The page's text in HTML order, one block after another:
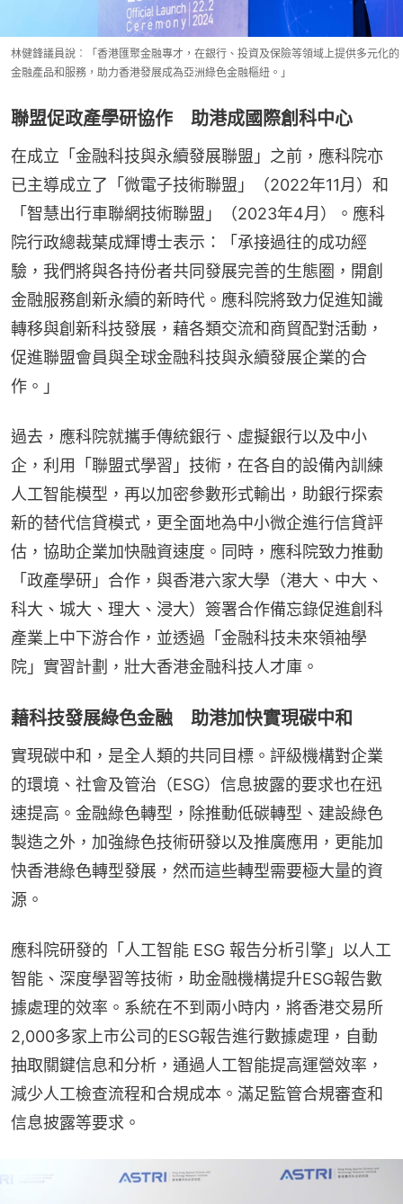
林健鋒議員說︰「香港匯聚金融專才，在銀行、投資及保險等領域上提供多元化的
金融產品和服務，助力香港發展成為亞洲綠色金融樞紐。」
聯盟促政產學研協作 助港成國際創科中心
在成立「金融科技與永續發展聯盟」之前，應科院亦
已主導成立了「微電子技術聯盟」（2022年11月）和
「智慧出行車聯網技術聯盟」（2023年4月）。應科
院行政總裁葉成輝博士表示：「承接過往的成功經
驗，我們將與各持份者共同發展完善的生態圈，開創
金融服務創新永續的新時代。應科院將致力促進知識
轉移與創新科技發展，藉各類交流和商貿配對活動，
促進聯盟會員與全球金融科技與永續發展企業的合
作。」
過去，應科院就攜手傳統銀行、虛擬銀行以及中小
企，利用「聯盟式學習」技術，在各自的設備內訓練
人工智能模型，再以加密參數形式輸出，助銀行探索
新的替代信貸模式，更全面地為中小微企進行信貸評
估，協助企業加快融資速度。同時，應科院致力推動
「政產學研」合作，與香港六家大學（港大、中大、
科大、城大、理大、浸大）簽署合作備忘錄促進創科
產業上中下游合作，並透過「金融科技未來領袖學
院」實習計劃，壯大香港金融科技人才庫。
藉科技發展綠色金融 助港加快實現碳中和
實現碳中和，是全人類的共同目標。評級機構對企業
的環境、社會及管治（ESG）信息披露的要求也在迅
速提高。金融綠色轉型，除推動低碳轉型、建設綠色
製造之外，加強綠色技術研發以及推廣應用，更能加
快香港綠色轉型發展，然而這些轉型需要極大量的資
源。
應科院研發的「人工智能 ESG 報告分析引擎」以人工
智能、深度學習等技術，助金融機構提升ESG報告數
據處理的效率。系統在不到兩小時内，將香港交易所
2,000多家上市公司的ESG報告進行數據處理，自動
抽取關鍵信息和分析，通過人工智能提高運營效率，
減少人工檢查流程和合規成本。滿足監管合規審查和
信息披露等要求。